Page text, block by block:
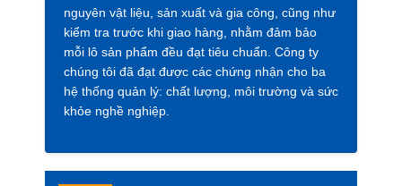
nguyên vật liệu, sản xuất và gia công, cũng như
kiểm tra trước khi giao hàng, nhằm đảm bảo
mỗi lô sản phẩm đều đạt tiêu chuẩn. Công ty
chúng tôi đã đạt được các chứng nhận cho ba
hệ thống quản lý: chất lượng, môi trường và sức
khỏe nghề nghiệp.